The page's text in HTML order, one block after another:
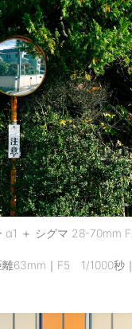
＋ シグマ 28-70mm
63mm｜F5 1/1000秒